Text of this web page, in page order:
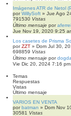
d
a
Imágenes ATR de Netol
porWillySoft » Jue Ago
791530 Vistas
Último mensaje por
Jue Nov 19, 2020 9:25
Los casetes de Prisma
porZZT » Dom Jul 30,
698859 Vistas
Último mensaje por
Vie Dic 20, 2024 7:16 pm
Temas
Respuestas
Vistas
Último mensaje
VARIOS EN VENTA
porbatman » Dom Nov
30581 Vistas